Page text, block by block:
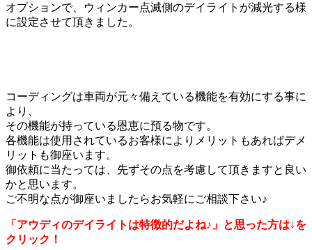
オプションで、ウィンカー点滅側のデイライトが減光する様
に設定させて頂きました。
コーディングは車両が元々備えている機能を有効にする事に
より、
その機能が持っている恩恵に預る物です。
各機能は使用されているお客様によりメリットもあればデメ
リットも御座います。
御依頼に当たっては、先ずその点を考慮して頂きますと良い
かと思います。
ご不明な点が御座いましたらお気軽にご相談下さい♪
「アウディのデイライトは特徴的だよね♪」と思った方は↓を
クリック！